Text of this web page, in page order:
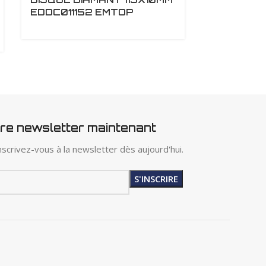
EDDC011152 EMTOP
newsletter maintenant
vous à la newsletter dès aujourd'hui.